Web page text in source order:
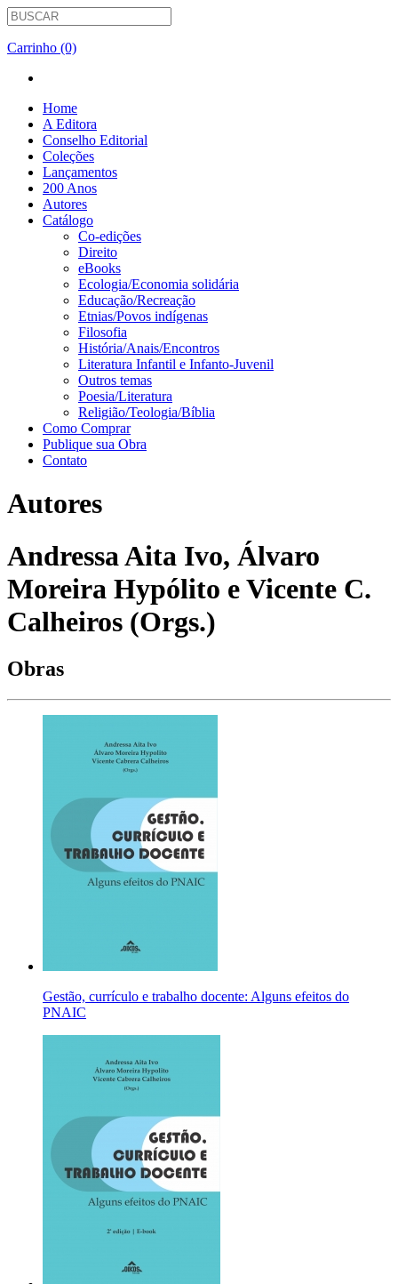
Carrinho (0)
Home
A Editora
Conselho Editorial
Coleções
Lançamentos
200 Anos
Autores
Catálogo
Co-edições
Direito
eBooks
Ecologia/Economia solidária
Educação/Recreação
Etnias/Povos indígenas
Filosofia
História/Anais/Encontros
Literatura Infantil e Infanto-Juvenil
Outros temas
Poesia/Literatura
Religião/Teologia/Bíblia
Como Comprar
Publique sua Obra
Contato
Autores
Andressa Aita Ivo, Álvaro
Moreira Hypólito e Vicente C.
Calheiros (Orgs.)
Obras
Gestão, currículo e trabalho docente: Alguns efeitos do
PNAIC